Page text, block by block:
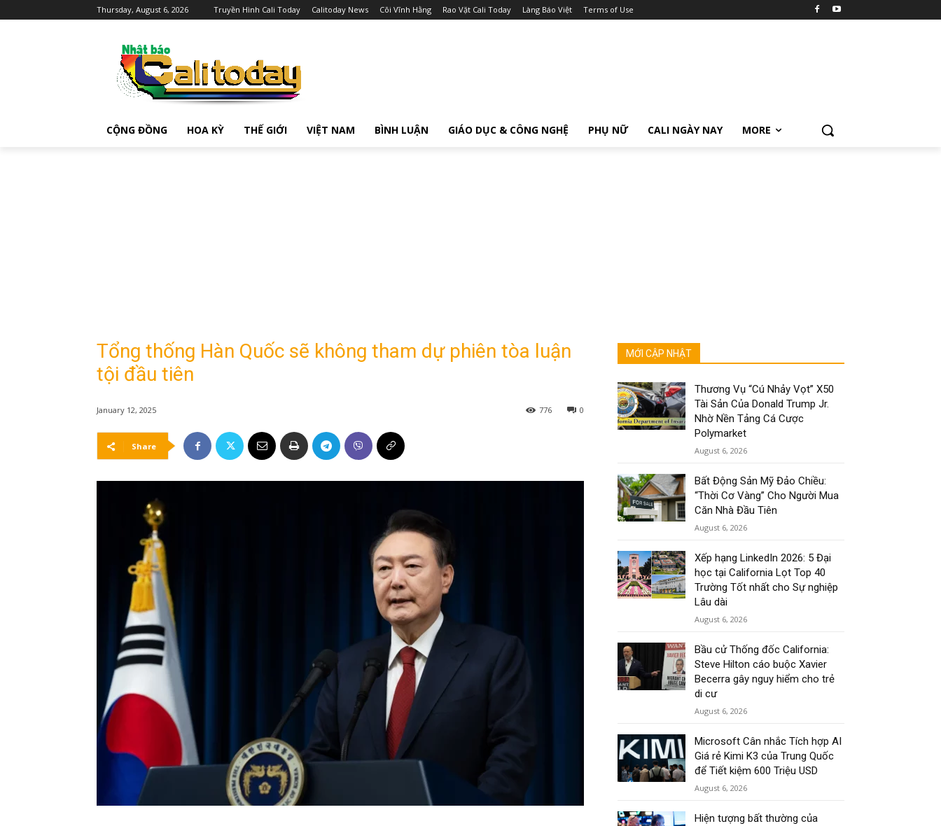
Thursday, August 6, 2026 Truyền Hình Cali Today Calitoday News Cõi Vĩnh Hằng Rao Vặt Cali Today Làng Báo Việt Terms of Use
CỘNG ĐỒNG HOA KỲ THẾ GIỚI VIỆT NAM BÌNH LUẬN GIÁO DỤC & CÔNG NGHỆ PHỤ NỮ CALI NGÀY NAY MORE
Tổng thống Hàn Quốc sẽ không tham dự phiên tòa luận
tội đầu tiên
January 12, 2025 0
776
Share
MỚI CẬP NHẬT
Thương Vụ “Cú Nhảy Vọt” X50
Tài Sản Của Donald Trump Jr.
Nhờ Nền Tảng Cá Cược
Polymarket
August 6, 2026
Bất Động Sản Mỹ Đảo Chiều:
“Thời Cơ Vàng” Cho Người Mua
Căn Nhà Đầu Tiên
August 6, 2026
Xếp hạng LinkedIn 2026: 5 Đại
học tại California Lọt Top 40
Trường Tốt nhất cho Sự nghiệp
Lâu dài
August 6, 2026
Bầu cử Thống đốc California:
Steve Hilton cáo buộc Xavier
Becerra gây nguy hiểm cho trẻ
di cư
August 6, 2026
Microsoft Cân nhắc Tích hợp AI
Giá rẻ Kimi K3 của Trung Quốc
để Tiết kiệm 600 Triệu USD
August 6, 2026
Hiện tượng bất thường của